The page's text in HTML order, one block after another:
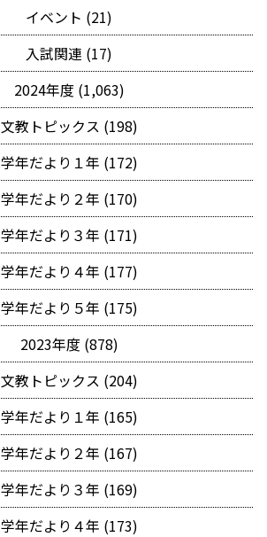
イベント (21)
入試関連 (17)
2024年度 (1,063)
文教トピックス (198)
学年だより１年 (172)
学年だより２年 (170)
学年だより３年 (171)
学年だより４年 (177)
学年だより５年 (175)
2023年度 (878)
文教トピックス (204)
学年だより１年 (165)
学年だより２年 (167)
学年だより３年 (169)
学年だより４年 (173)